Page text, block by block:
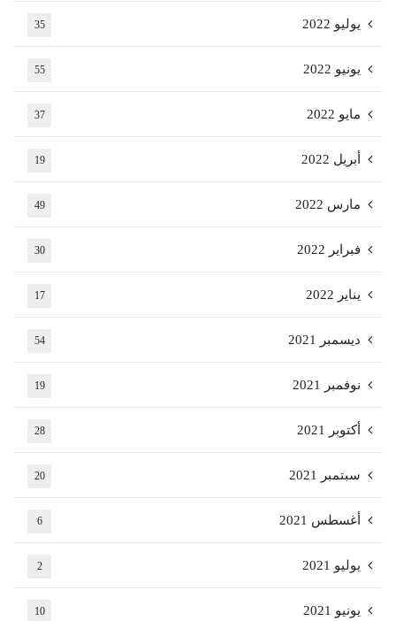
يوليو 2022 35
يونيو 2022 55
مايو 2022 37
أبريل 2022 19
مارس 2022 49
فبراير 2022 30
يناير 2022 17
ديسمبر 2021 54
نوفمبر 2021 19
أكتوبر 2021 28
سبتمبر 2021 20
أغسطس 2021 6
يوليو 2021 2
يونيو 2021 10